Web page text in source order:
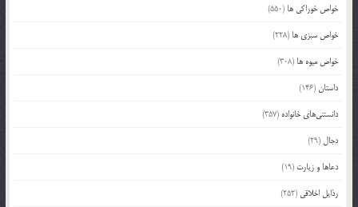
خواص خوراکی ها (550)
خواص سبزی ها (228)
خواص میوه ها (308)
داستان(146)
دانستنی‌های خانواده (357)
دجال (29)
دعاها و زیارت (19)
رذایل اخلاقی (252)